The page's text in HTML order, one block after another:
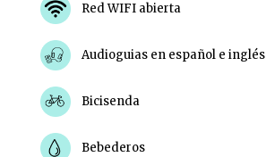
Red WIFI abierta
Audioguias en español e inglés
Bicisenda
Bebederos